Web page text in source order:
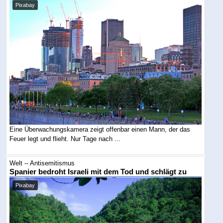
Pixabay
Eine Überwachungskamera zeigt offenbar einen Mann, der das
Feuer legt und flieht. Nur Tage nach ...
Welt -- Antisemitismus
Spanier bedroht Israeli mit dem Tod und schlägt zu
Pixabay